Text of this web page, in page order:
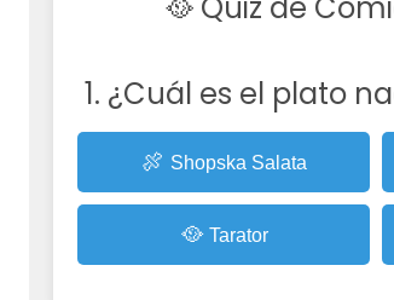
🥘 Quiz de
1. ¿Cuál es el plato
🍖 Shopska Salata
🥘 Tarator